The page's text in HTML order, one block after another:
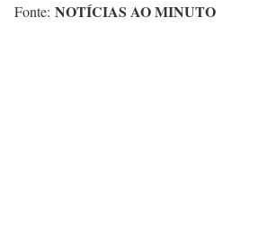
Fonte: NOTÍCIAS AO MINUTO